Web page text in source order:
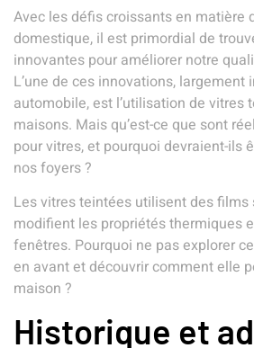
Avec les défis croissants en matière
domestique, il est primordial de
innovantes pour améliorer notre
L’une de ces innovations, largement
automobile, est l’utilisation de vitres
maisons. Mais qu’est-ce que sont
pour vitres, et pourquoi devraient-ils
nos foyers ?
Les vitres teintées utilisent des films
modifient les propriétés thermiques
fenêtres. Pourquoi ne pas explorer
en avant et découvrir comment elle
maison ?
Historique et